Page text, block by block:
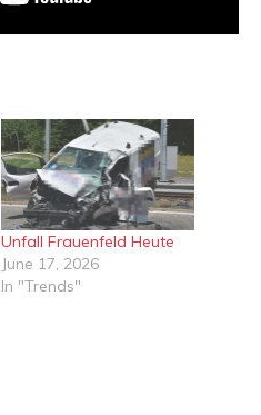
Unfall Frauenfeld Heute
June 17, 2026
In "Trends"